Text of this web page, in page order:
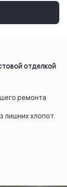
отделкой
ремонта
лишних хлопот.